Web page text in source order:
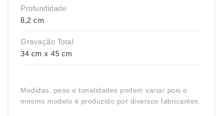
Profundidade
8,2 cm
Gravação Total
34 cm x 45 cm
Medidas, peso e tonalidades podem variar pois o
mesmo modelo é produzido por diversos fabricantes.